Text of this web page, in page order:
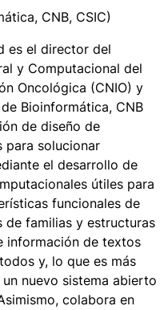
CNB, CSIC)
es el director del
y Computacional del
Oncológica (CNIO) y
Bioinformática, CNB
de diseño de
para solucionar
el desarrollo de
útiles para
funcionales de
de familias y estructuras
información de textos
y, lo que es más
nuevo sistema abierto
colabora en